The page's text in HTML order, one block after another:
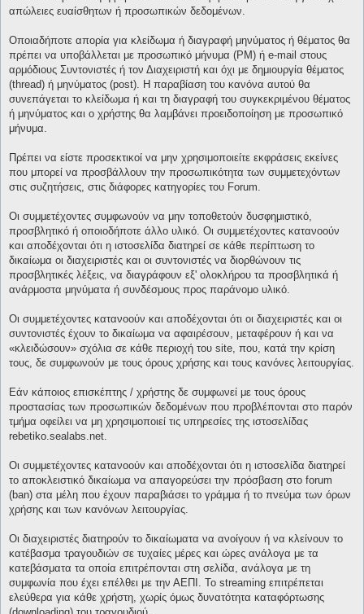
απώλειες ευαίσθητων ή προσωπικών δεδομένων.
Οποιαδήποτε απορία για κλείδωμα ή διαγραφή μηνύματος ή θέματος θα
πρέπει να υποβάλλεται με προσωπικό μήνυμα (PM) ή e-mail στους
αρμόδιους Συντονιστές ή τον Διαχειριστή και όχι με δημιουργία θέματος
(thread) ή μηνύματος (post). Η παραβίαση του κανόνα αυτού θα
συνεπάγεται το κλείδωμα ή και τη διαγραφή του συγκεκριμένου θέματος
ή μηνύματος και ο χρήστης θα λαμβάνει προειδοποίηση με προσωπικό
μήνυμα.
Πρέπει να είστε προσεκτικοί να μην χρησιμοποιείτε εκφράσεις εκείνες
που μπορεί να προσβάλλουν την προσωπικότητα των συμμετεχόντων
στις συζητήσεις, στις διάφορες κατηγορίες του Forum.
Οι συμμετέχοντες συμφωνούν να μην τοποθετούν δυσφημιστικό,
προσβλητικό ή οποιοδήποτε άλλο υλικό. Οι συμμετέχοντες κατανοούν
και αποδέχονται ότι η ιστοσελίδα διατηρεί σε κάθε περίπτωση το
δικαίωμα οι διαχειριστές και οι συντονιστές να διορθώνουν τις
προσβλητικές λέξεις, να διαγράφουν εξ' ολοκλήρου τα προσβλητικά ή
ανάρμοστα μηνύματα ή συνδέσμους προς παράνομο υλικό.
Οι συμμετέχοντες κατανοούν και αποδέχονται ότι οι διαχειριστές και οι
συντονιστές έχουν το δικαίωμα να αφαιρέσουν, μεταφέρουν ή και να
«κλειδώσουν» σχόλια σε κάθε περιοχή του site, που, κατά την κρίση
τους, δε συμφωνούν με τους όρους χρήσης και τους κανόνες λειτουργίας.
Εάν κάποιος επισκέπτης / χρήστης δε συμφωνεί με τους όρους
προστασίας των προσωπικών δεδομένων που προβλέπονται στο παρόν
τμήμα οφείλει να μη χρησιμοποιεί τις υπηρεσίες της ιστοσελίδας
rebetiko.sealabs.net.
Οι συμμετέχοντες κατανοούν και αποδέχονται ότι η ιστοσελίδα διατηρεί
το αποκλειστικό δικαίωμα να απαγορεύσει την πρόσβαση στο forum
(ban) στα μέλη που έχουν παραβιάσει το γράμμα ή το πνεύμα των όρων
χρήσης και των κανόνων λειτουργίας.
Οι διαχειριστές διατηρούν το δικαίωματα να ανοίγουν ή να κλείνουν το
κατέβασμα τραγουδιών σε τυχαίες μέρες και ώρες ανάλογα με τα
κατεβάσματα τα οποία επιτρέπονται στη σελίδα, ανάλογα με τη
συμφωνία που έχει επέλθει με την ΑΕΠΙ. Το streaming επιτρέπεται
ελεύθερα για κάθε χρήστη, χωρίς όμως δυνατότητα καταφόρτωσης